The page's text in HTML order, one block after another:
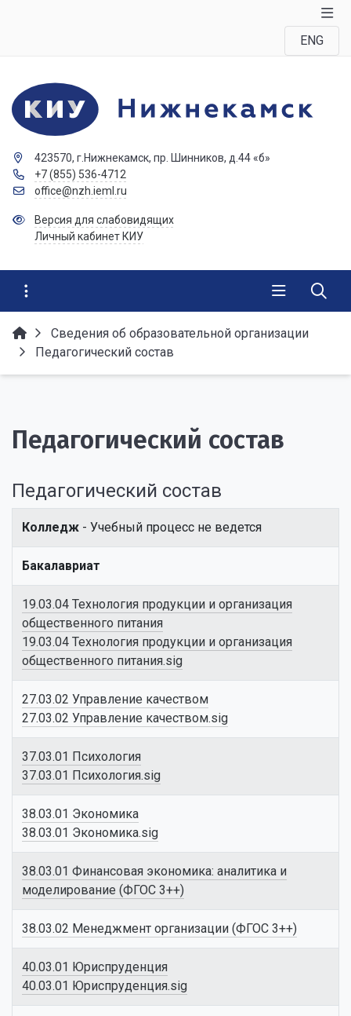
ENG
423570, г.Нижнекамск, пр. Шинников, д.44 «б»
+7 (855) 536-4712
office@nzh.ieml.ru
Версия для слабовидящих
Личный кабинет КИУ
Сведения об образовательной организации
Педагогический состав
Педагогический состав
Педагогический состав
Колледж - Учебный процесс не ведется
Бакалавриат
19.03.04 Технология продукции и организация
общественного питания
19.03.04 Технология продукции и организация
общественного питания.sig
27.03.02 Управление качеством
27.03.02 Управление качеством.sig
37.03.01 Психология
37.03.01 Психология.sig
38.03.01 Экономика
38.03.01 Экономика.sig
38.03.01 Финансовая экономика: аналитика и
моделирование (ФГОС 3++)
38.03.02 Менеджмент организации (ФГОС 3++)
40.03.01 Юриспруденция
40.03.01 Юриспруденция.sig